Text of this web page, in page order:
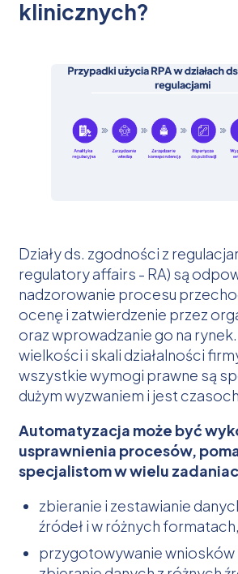
klinicznych?
Działy ds. zgodności z
regulatory affairs - RA) są
nadzorowanie procesu
ocenę i zatwierdzenie przez
oraz wprowadzanie go na
wielkości i skali działalności
wszystkie wymogi prawne są
dużym wyzwaniem i jest
Automatyzacja może być
usprawnienia procesów,
specjalistom w wielu
zbieranie i zestawianie
źródeł i w różnych formatach,
przygotowywanie